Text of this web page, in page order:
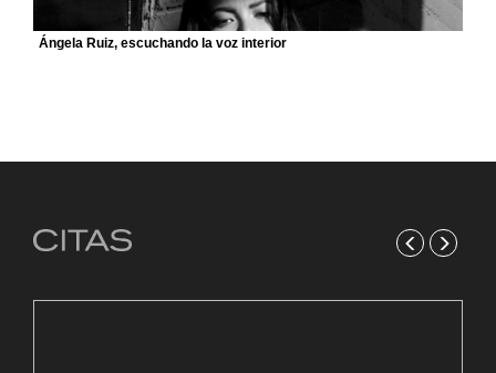
Ángela Ruiz, escuchando la voz interior